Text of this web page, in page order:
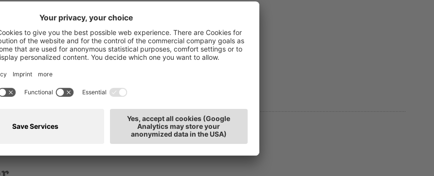
resultieren mit einem Aufschlag von 0,40%
des Mehrwertsteuermodells für das zweite Trimester 2023